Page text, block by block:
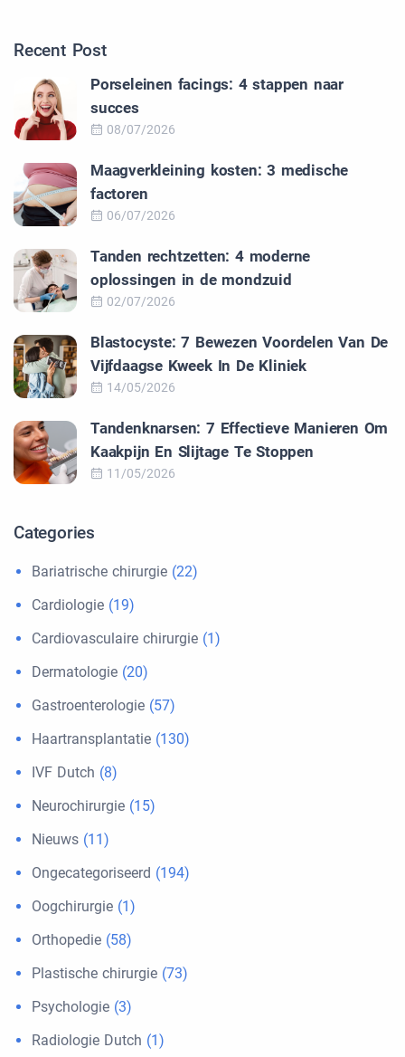
Recent Post
Porseleinen facings: 4 stappen naar
succes
08/07/2026
Maagverkleining kosten: 3 medische
factoren
06/07/2026
Tanden rechtzetten: 4 moderne
oplossingen in de mondzuid
02/07/2026
Blastocyste: 7 Bewezen Voordelen Van De
Vijfdaagse Kweek In De Kliniek
14/05/2026
Tandenknarsen: 7 Effectieve Manieren Om
Kaakpijn En Slijtage Te Stoppen
11/05/2026
Categories
Bariatrische chirurgie (22)
Cardiologie (19)
Cardiovasculaire chirurgie (1)
Dermatologie (20)
Gastroenterologie (57)
Haartransplantatie (130)
IVF Dutch (8)
Neurochirurgie (15)
Nieuws (11)
Ongecategoriseerd (194)
Oogchirurgie (1)
Orthopedie (58)
Plastische chirurgie (73)
Psychologie (3)
Radiologie Dutch (1)